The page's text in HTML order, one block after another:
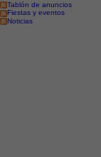
Tablón de anuncios
Fiestas y eventos
Noticias